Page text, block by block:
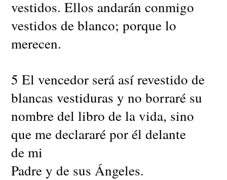
vestidos. Ellos andarán conmigo
vestidos de blanco; porque lo
merecen.
5 El vencedor será así revestido de
blancas vestiduras y no borraré su
nombre del libro de la vida, sino
que me declararé por él delante
de mi
Padre y de sus Ángeles.